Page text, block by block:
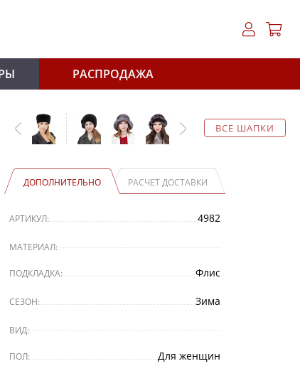
РАСПРОДАЖА
ВСЕ ШАПКИ
ДОПОЛНИТЕЛЬНО РАСЧЕТ ДОСТАВКИ
АРТИКУЛ: 4982
МАТЕРИАЛ:
ПОДКЛАДКА: Флис
СЕЗОН: Зима
ВИД:
ПОЛ: Для женщин